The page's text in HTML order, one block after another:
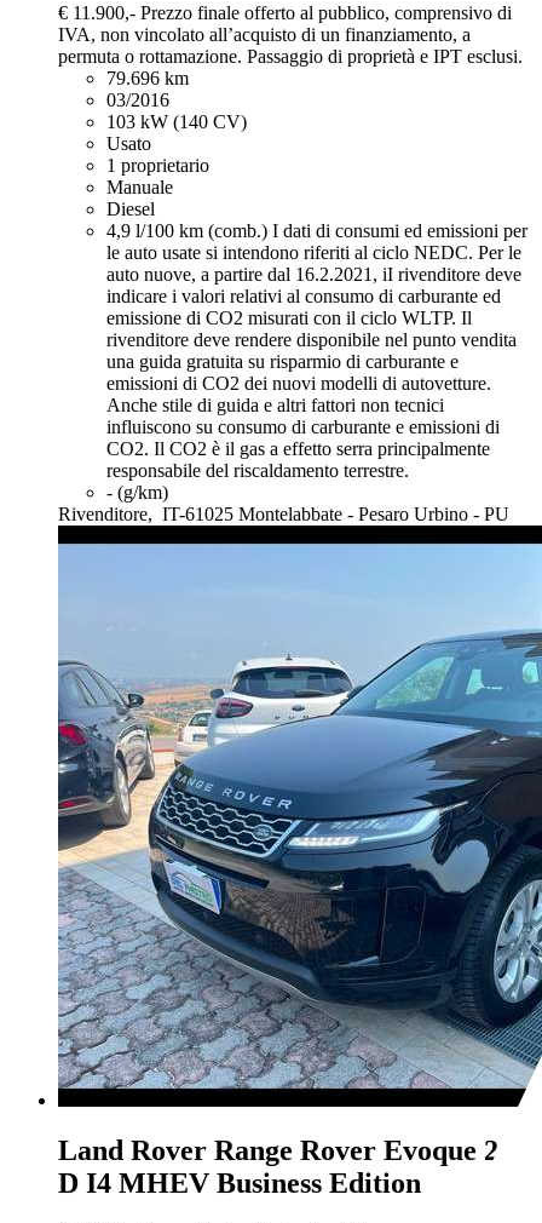
€ 11.900,- Prezzo finale offerto al pubblico, comprensivo di
IVA, non vincolato all’acquisto di un finanziamento, a
permuta o rottamazione. Passaggio di proprietà e IPT esclusi.
79.696 km
03/2016
103 kW (140 CV)
Usato
1 proprietario
Manuale
Diesel
4,9 l/100 km (comb.) I dati di consumi ed emissioni per
le auto usate si intendono riferiti al ciclo NEDC. Per le
auto nuove, a partire dal 16.2.2021, iI rivenditore deve
indicare i valori relativi al consumo di carburante ed
emissione di CO2 misurati con il ciclo WLTP. Il
rivenditore deve rendere disponibile nel punto vendita
una guida gratuita su risparmio di carburante e
emissioni di CO2 dei nuovi modelli di autovetture.
Anche stile di guida e altri fattori non tecnici
influiscono su consumo di carburante e emissioni di
CO2. Il CO2 è il gas a effetto serra principalmente
responsabile del riscaldamento terrestre.
- (g/km)
Rivenditore, IT-61025 Montelabbate - Pesaro Urbino - PU
Land Rover Range Rover Evoque 2.0
D I4 MHEV Business Edition